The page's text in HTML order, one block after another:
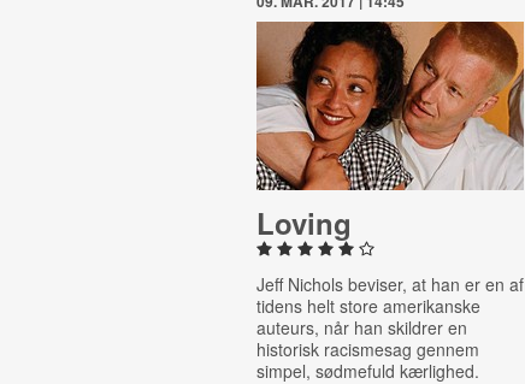
Loving
Jeff Nichols beviser, at han er en af
tidens helt store amerikanske
auteurs, når han skildrer en
historisk racismesag gennem
simpel, sødmefuld kærlighed.